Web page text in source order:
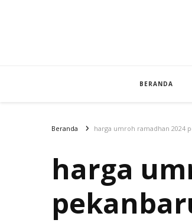
BERANDA
Beranda harga umroh ramadhan 2024
harga